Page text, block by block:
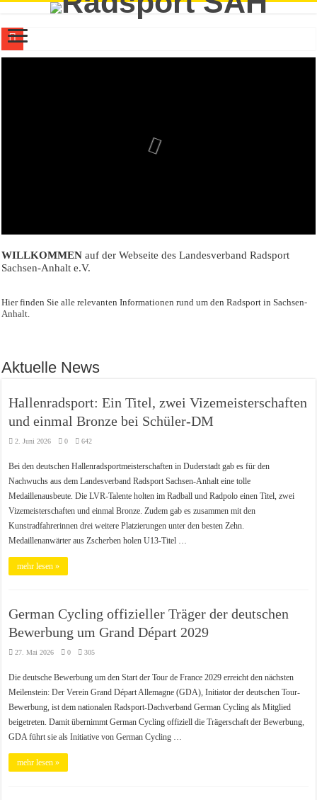
Rennrad: Einmal Silber und zweimal Bronze bei Straßen-DM
WILLKOMMEN auf der Webseite des Landesverband Radsport
Sachsen-Anhalt e.V.
Hier finden Sie alle relevanten Informationen rund um den Radsport in Sachsen-
Anhalt.
Aktuelle News
Hallenradsport: Ein Titel, zwei Vizemeisterschaften
und einmal Bronze bei Schüler-DM
2. Juni 2026 0 642
Bei den deutschen Hallenradsportmeisterschaften in Duderstadt gab es für den
Nachwuchs aus dem Landesverband Radsport Sachsen-Anhalt eine tolle
Medaillenausbeute. Die LVR-Talente holten im Radball und Radpolo einen Titel, zwei
Vizemeisterschaften und einmal Bronze. Zudem gab es zusammen mit den
Kunstradfahrerinnen drei weitere Platzierungen unter den besten Zehn.
Medaillenanwärter aus Zscherben holen U13-Titel …
mehr lesen »
German Cycling offizieller Träger der deutschen
Bewerbung um Grand Départ 2029
27. Mai 2026 0 305
Die deutsche Bewerbung um den Start der Tour de France 2029 erreicht den nächsten
Meilenstein: Der Verein Grand Départ Allemagne (GDA), Initiator der deutschen Tour-
Bewerbung, ist dem nationalen Radsport-Dachverband German Cycling als Mitglied
beigetreten. Damit übernimmt German Cycling offiziell die Trägerschaft der Bewerbung,
GDA führt sie als Initiative von German Cycling …
mehr lesen »